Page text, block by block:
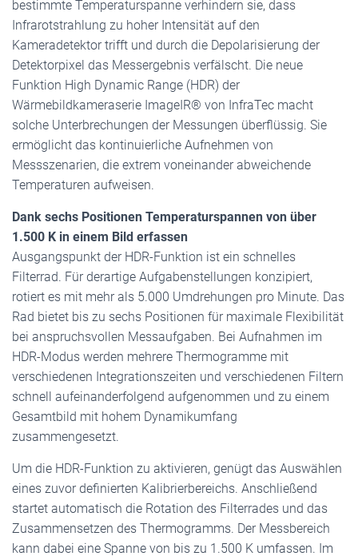
bestimmte Temperaturspanne verhindern sie, dass
Infrarotstrahlung zu hoher Intensität auf den
Kameradetektor trifft und durch die Depolarisierung der
Detektorpixel das Messergebnis verfälscht. Die neue
Funktion High Dynamic Range (HDR) der
Wärmebildkameraserie ImageIR® von InfraTec macht
solche Unterbrechungen der Messungen überflüssig. Sie
ermöglicht das kontinuierliche Aufnehmen von
Messszenarien, die extrem voneinander abweichende
Temperaturen aufweisen.
Dank sechs Positionen Temperaturspannen von über
1.500 K in einem Bild erfassen
Ausgangspunkt der HDR-Funktion ist ein schnelles
Filterrad. Für derartige Aufgabenstellungen konzipiert,
rotiert es mit mehr als 5.000 Umdrehungen pro Minute. Das
Rad bietet bis zu sechs Positionen für maximale Flexibilität
bei anspruchsvollen Messaufgaben. Bei Aufnahmen im
HDR-Modus werden mehrere Thermogramme mit
verschiedenen Integrationszeiten und verschiedenen Filtern
schnell aufeinanderfolgend aufgenommen und zu einem
Gesamtbild mit hohem Dynamikumfang
zusammengesetzt.
Um die HDR-Funktion zu aktivieren, genügt das Auswählen
eines zuvor definierten Kalibrierbereichs. Anschließend
startet automatisch die Rotation des Filterrades und das
Zusammensetzen des Thermogramms. Der Messbereich
kann dabei eine Spanne von bis zu 1.500 K umfassen. Im